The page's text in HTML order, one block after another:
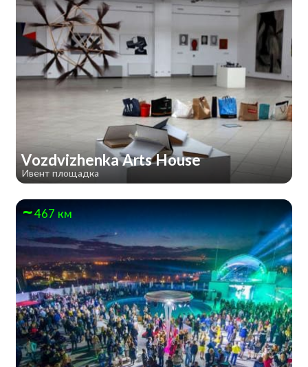
Vozdvizhenka Arts House
Ивент площадка
467 км